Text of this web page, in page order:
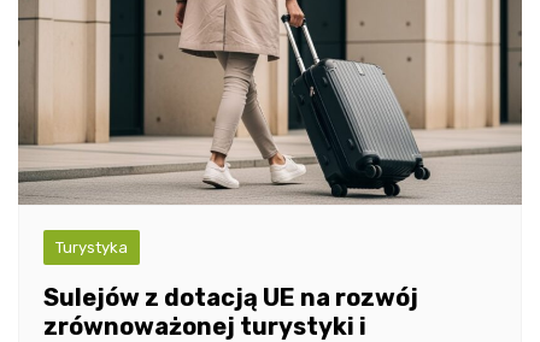
Turystyka
Sulejów z dotacją UE na rozwój
zrównoważonej turystyki i